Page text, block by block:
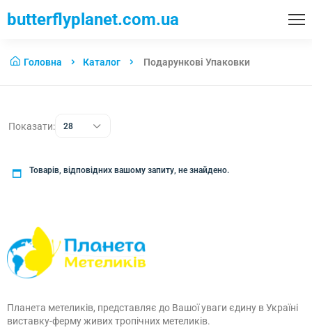
butterflyplanet.com.ua
Головна Каталог Подарункові Упаковки
Показати: 28
Товарів, відповідних вашому запиту, не знайдено.
Планета метеликів, представляє до Вашої уваги єдину в Україні
виставку-ферму живих тропічних метеликів.